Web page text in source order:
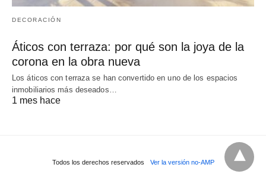
DECORACIÓN
Áticos con terraza: por qué son la joya de la
corona en la obra nueva
Los áticos con terraza se han convertido en uno de los espacios
inmobiliarios más deseados…
1 mes hace
Todos los derechos reservados Ver la versión no-AMP